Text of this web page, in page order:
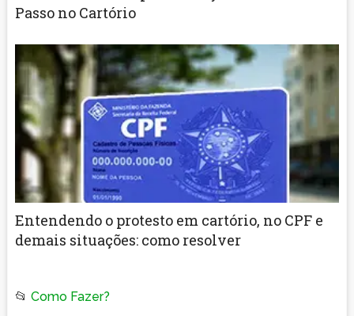
Passo no Cartório
Entendendo o protesto em cartório, no CPF e
demais situações: como resolver
📂 Como Fazer?